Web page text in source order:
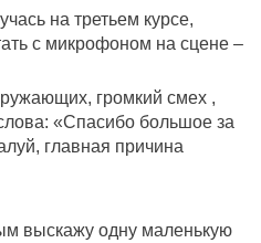
на третьем курсе,
с микрофоном на сцене –
громкий смех ,
«Спасибо большое за
главная причина
выскажу одну маленькую